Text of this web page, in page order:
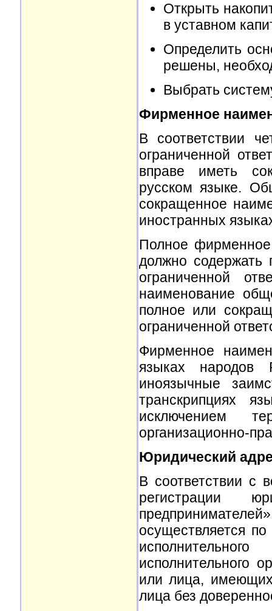
Открыть
в уставном
Определить
решены,
Выбрать
Фирменное
В соответствии
ограниченной
вправе иметь
русском языке.
сокращенное
иностранных
Полное
должно
ограниченной
наименование
полное или
ограниченной
Фирменное
языках народов
иноязычные
транскрипциях
исключением
организационно-
Юридический
В соответствии с
регистрации
осуществляется
исполнительного
или лица, имеющих
лица без